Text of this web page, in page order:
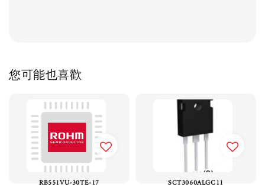
您可能也喜歡
RB551VU-30TE-17 SCT3060ALGC11